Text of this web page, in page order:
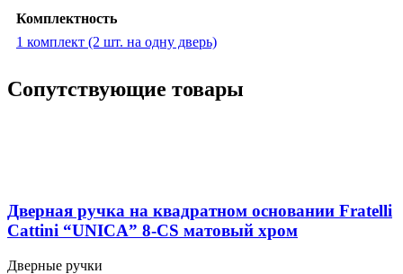
Комплектность
1 комплект (2 шт. на одну дверь)
Сопутствующие товары
Дверная ручка на квадратном основании Fratelli
Cattini “UNICA” 8-CS матовый хром
Дверные ручки